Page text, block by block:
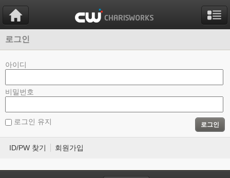
로그인
아이디
비밀번호
로그인 유지 로그인
ID/PW 찾기 회원가입